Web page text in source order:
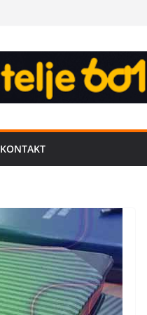
KONTAKT